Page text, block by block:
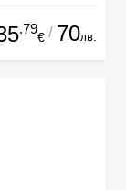
.79
€ / 70лв.